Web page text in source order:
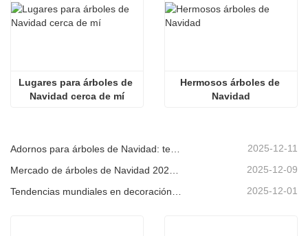
Lugares para árboles de
Navidad cerca de mí
Hermosos árboles de
Navidad
2025-12-11
2025-12-09
Tendencias mundiales en decoración navideña y por qué Christmas Queen sigue liderando el mercado 2025-12-01